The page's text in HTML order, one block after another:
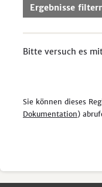
Ergebnisse
Bitte versuch es
Sie können dieses
Dokumentation)